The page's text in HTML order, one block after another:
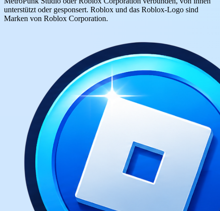
unterstützt oder gesponsert. Roblox und das Roblox-Logo sind
Marken von Roblox Corporation.